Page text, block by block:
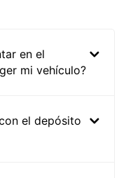
en el
mi vehículo?
el depósito